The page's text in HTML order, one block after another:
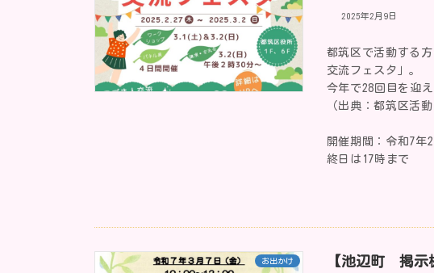
2025年2月9日
都筑区で活動する
交流フェスタ」。
今年で28回目を迎
（出典：都筑区活
開催期間：令和7
終日は17時まで
お出かけ
【池辺町 掲